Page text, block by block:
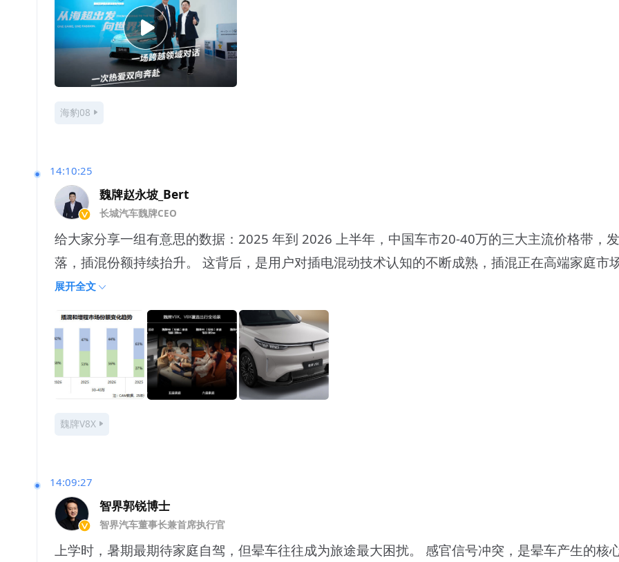
海豹08
14:10:25
魏牌赵永坡_Bert
长城汽车魏牌CEO
给大家分享一组有意思的数据：2025 年到 2026 上半年，中国车市20-40万的三大主流价格带，
落，插混份额持续抬升。 这背后，是用户对插电混动技术认知的不断成熟，插混正在高端家庭市
展开全文
魏牌V8X
14:09:27
智界郭锐博士
智界汽车董事长兼首席执行官
上学时，暑期最期待家庭自驾，但晕车往往成为旅途最大困扰。 感官信号冲突，是晕车产生的核心原因。 #智界v9# 搭载mpv专